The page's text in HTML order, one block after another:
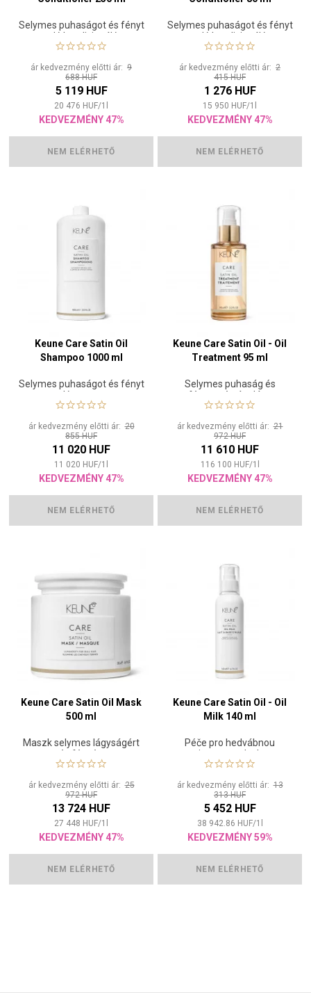
Selymes puhaságot és fényt
adó kondicionáló
ár kedvezmény előtti ár: 9
688 HUF
5 119 HUF
20 476 HUF/1
KEDVEZMÉNY 47%
NEM ELÉRHETŐ
Selymes puhaságot és fényt
adó kondicionáló
ár kedvezmény előtti ár: 2
415 HUF
1 276 HUF
15 950 HUF/1
KEDVEZMÉNY 47%
NEM ELÉRHETŐ
Keune Care Satin Oil
Shampoo 1000 ml
Selymes puhaságot és fényt
adó sampon
ár kedvezmény előtti ár:20
855 HUF
11 020 HUF
11 020 HUF/1
KEDVEZMÉNY 47%
NEM ELÉRHETŐ
Keune Care Satin Oil - Oil
Treatment 95 ml
Selymes puhaság és
fényesség ápolása
ár kedvezmény előtti ár:21
972 HUF
11 610 HUF
116 100 HUF/1
KEDVEZMÉNY 47%
NEM ELÉRHETŐ
Keune Care Satin Oil Mask
500 ml
Maszk selymes lágyságért
és fényért
ár kedvezmény előtti ár:25
972 HUF
13 724 HUF
27 448 HUF/1
KEDVEZMÉNY 47%
NEM ELÉRHETŐ
Keune Care Satin Oil - Oil
Milk 140 ml
Péče pro hedvábnou
jemnost a lesk
ár kedvezmény előtti ár:13
313 HUF
5 452 HUF
38 942.86 HUF/1
KEDVEZMÉNY 59%
NEM ELÉRHETŐ